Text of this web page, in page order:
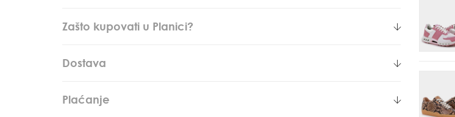
Zašto kupovati u Planici?
Dostava
Plaćanje